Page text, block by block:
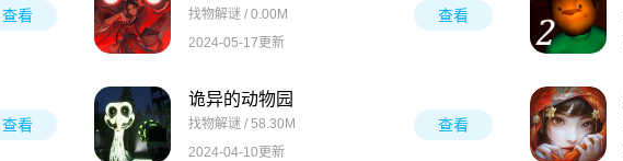
查看
找物解谜 / 0.00M
2024-05-17更新
查看
查看
诡异的动物园
找物解谜 / 58.30M
2024-04-10更新
查看